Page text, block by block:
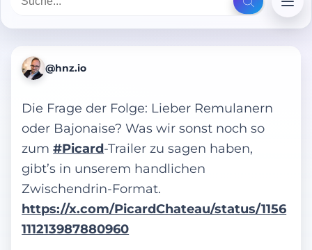
@hnz.io
Die Frage der Folge: Lieber Remulanern
oder Bajonaise? Was wir sonst noch so
zum#Picard-Trailer zu sagen haben,
gibt’s in unserem handlichen
Zwischendrin-Format.
https://x.com/PicardChateau/status/1156
111213987880960